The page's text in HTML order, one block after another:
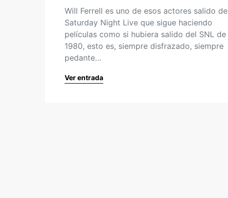
Will Ferrell es uno de esos actores salido de
Saturday Night Live que sigue haciendo
películas como si hubiera salido del SNL de
1980, esto es, siempre disfrazado, siempre
pedante…
Ver entrada